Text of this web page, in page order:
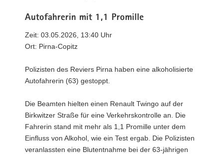
Autofahrerin mit 1,1 Promille
Zeit: 03.05.2026, 13:40 Uhr
Ort: Pirna-Copitz
Polizisten des Reviers Pirna haben eine alkoholisierte
Autofahrerin (63) gestoppt.
Die Beamten hielten einen Renault Twingo auf der
Birkwitzer Straße für eine Verkehrskontrolle an. Die
Fahrerin stand mit mehr als 1,1 Promille unter dem
Einfluss von Alkohol, wie ein Test ergab. Die Polizisten
veranlassten eine Blutentnahme bei der 63-jährigen